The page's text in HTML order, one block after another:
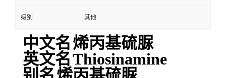
级别 其他
中文名烯丙基硫脲
英文名Thiosinamine